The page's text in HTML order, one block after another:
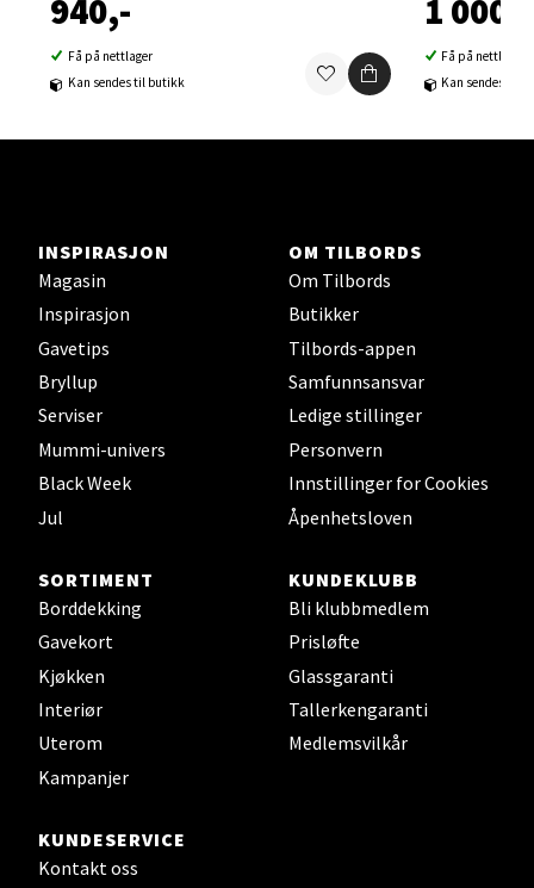
940,-
Få på nettlager
Kan sendes til butikk
1 000,-
Få på nettlager
Kan sendes til
INSPIRASJON
Magasin
Inspirasjon
Gavetips
Bryllup
Serviser
Mummi-univers
Black Week
Jul
OM TILBORDS
Om Tilbords
Butikker
Tilbords-appen
Samfunnsansvar
Ledige stillinger
Personvern
Innstillinger for Cookies
Åpenhetsloven
SORTIMENT
Borddekking
Gavekort
Kjøkken
Interiør
Uterom
Kampanjer
KUNDEKLUBB
Bli klubbmedlem
Prisløfte
Glassgaranti
Tallerkengaranti
Medlemsvilkår
KUNDESERVICE
Kontakt oss
Åpent i dag 10-21
0 i butikk
Velg
Sortland - Sortland Storsenter
Strangata 26, 8400 Sortland
Åpent i dag 10-19
Sjøfartsgata 2, 7714 Steinkjer
Åpent i dag 10-20
0 i butikk
Leirvik - Stord